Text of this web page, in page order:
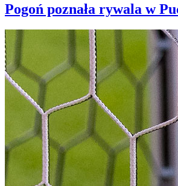
Pogoń poznała rywala w